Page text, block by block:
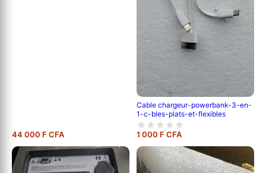
44 000 F CFA
Cable chargeur-powerbank-3-en-
1-c-bles-plats-et-flexibles
1 000 F CFA